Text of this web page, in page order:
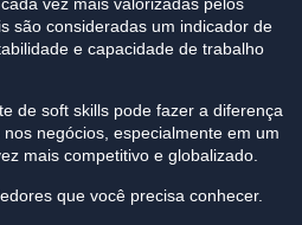
são consideradas um indicador de
e capacidade de trabalho
de soft skills pode fazer a diferença
negócios, especialmente em um
mais competitivo e globalizado.
que você precisa conhecer.